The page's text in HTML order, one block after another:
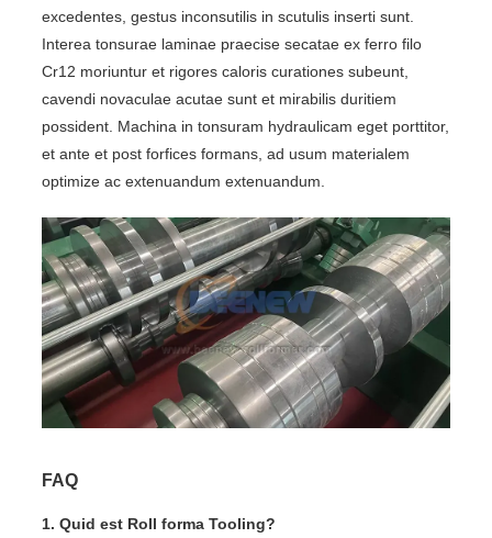
excedentes, gestus inconsutilis in scutulis inserti sunt.
Interea tonsurae laminae praecise secatae ex ferro filo
Cr12 moriuntur et rigores caloris curationes subeunt,
cavendi novaculae acutae sunt et mirabilis duritiem
possident. Machina in tonsuram hydraulicam eget porttitor,
et ante et post forfices formans, ad usum materialem
optimize ac extenuandum extenuandum.
FAQ
1. Quid est Roll forma Tooling?